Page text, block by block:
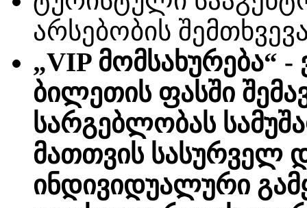
არსებობის
„VIP მომსახურება“
ბილეთის ფასში
სარგებლობას
მათთვის სასურველ
ინდივიდუალური